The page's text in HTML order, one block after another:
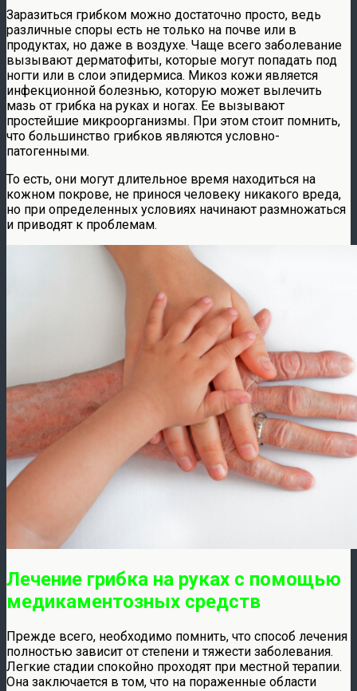
Заразиться грибком можно достаточно просто, ведь
различные споры есть не только на почве или в
продуктах, но даже в воздухе. Чаще всего заболевание
вызывают дерматофиты, которые могут попадать под
ногти или в слои эпидермиса. Микоз кожи является
инфекционной болезнью, которую может вылечить
мазь от грибка на руках и ногах. Ее вызывают
простейшие микроорганизмы. При этом стоит помнить,
что большинство грибков являются условно-
патогенными.
То есть, они могут длительное время находиться на
кожном покрове, не принося человеку никакого вреда,
но при определенных условиях начинают размножаться
и приводят к проблемам.
Лечение грибка на руках с помощью
медикаментозных средств
Прежде всего, необходимо помнить, что способ лечения
полностью зависит от степени и тяжести заболевания.
Легкие стадии спокойно проходят при местной терапии.
Она заключается в том, что на пораженные области